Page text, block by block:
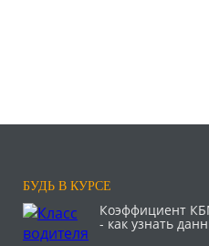
БУДЬ В КУРСЕ
Коэффициент
- как узнать